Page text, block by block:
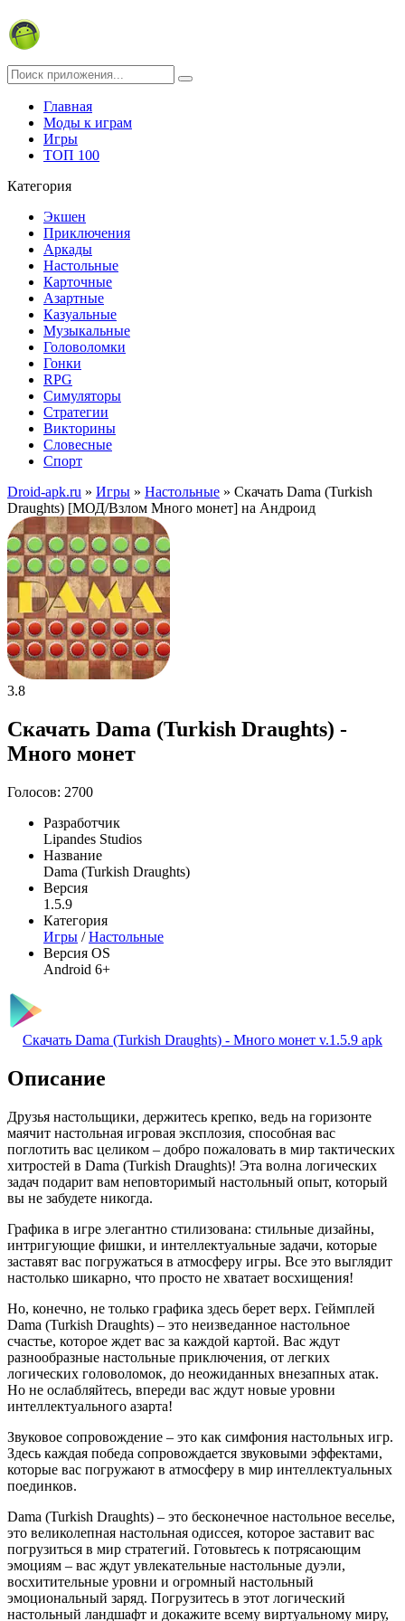
Главная
Моды к играм
Игры
ТОП 100
Категория
Экшен
Приключения
Аркады
Настольные
Карточные
Азартные
Казуальные
Музыкальные
Головоломки
Гонки
RPG
Симуляторы
Стратегии
Викторины
Словесные
Спорт
Droid-apk.ru » Игры » Настольные » Скачать Dama (Turkish
Draughts) [МОД/Взлом Много монет] на Андроид
3.8
Скачать Dama (Turkish Draughts) -
Много монет
Голосов: 2700
Разработчик
Lipandes Studios
Название
Dama (Turkish Draughts)
Версия
1.5.9
Категория
Игры /Настольные
Версия OS
Android 6+
Скачать Dama (Turkish Draughts) - Много монет v.1.5.9 apk
Описание
Друзья настольщики, держитесь крепко, ведь на горизонте
маячит настольная игровая эксплозия, способная вас
поглотить вас целиком – добро пожаловать в мир тактических
хитростей в Dama (Turkish Draughts)! Эта волна логических
задач подарит вам неповторимый настольный опыт, который
вы не забудете никогда.
Графика в игре элегантно стилизована: стильные дизайны,
интригующие фишки, и интеллектуальные задачи, которые
заставят вас погружаться в атмосферу игры. Все это выглядит
настолько шикарно, что просто не хватает восхищения!
Но, конечно, не только графика здесь берет верх. Геймплей
Dama (Turkish Draughts) – это неизведанное настольное
счастье, которое ждет вас за каждой картой. Вас ждут
разнообразные настольные приключения, от легких
логических головоломок, до неожиданных внезапных атак.
Но не ослабляйтесь, впереди вас ждут новые уровни
интеллектуального азарта!
Звуковое сопровождение – это как симфония настольных игр.
Здесь каждая победа сопровождается звуковыми эффектами,
которые вас погружают в атмосферу в мир интеллектуальных
поединков.
Dama (Turkish Draughts) – это бесконечное настольное веселье,
это великолепная настольная одиссея, которое заставит вас
погрузиться в мир стратегий. Готовьтесь к потрясающим
эмоциям – вас ждут увлекательные настольные дуэли,
восхитительные уровни и огромный настольный
эмоциональный заряд. Погрузитесь в этот логический
настольный ландшафт и докажите всему виртуальному миру,